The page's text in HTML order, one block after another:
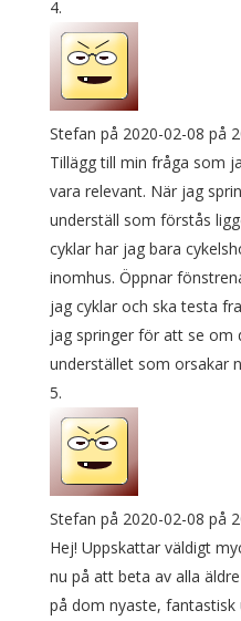
Stefan på 2020-02-08 på
Tillägg till min fråga som
vara relevant. När jag
underställ som förstås
cyklar har jag bara
inomhus. Öppnar
jag cyklar och ska testa
jag springer för att se om
understället som orsakar
Stefan på 2020-02-08 på
Hej! Uppskattar väldigt
nu på att beta av alla
på dom nyaste, fantastisk